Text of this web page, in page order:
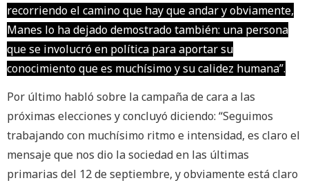
recorriendo el camino que hay que andar y obviamente,
Manes lo ha dejado demostrado también: una persona
que se involucró en política para aportar su
conocimiento que es muchísimo y sucalidez humana”.
Por último habló sobre la campaña de cara a las
próximas elecciones y concluyó diciendo: “Seguimos
trabajando con muchísimo ritmo e intensidad, es claro el
mensaje que nos dio la sociedad en las últimas
primarias del 12 de septiembre, y obviamente está claro